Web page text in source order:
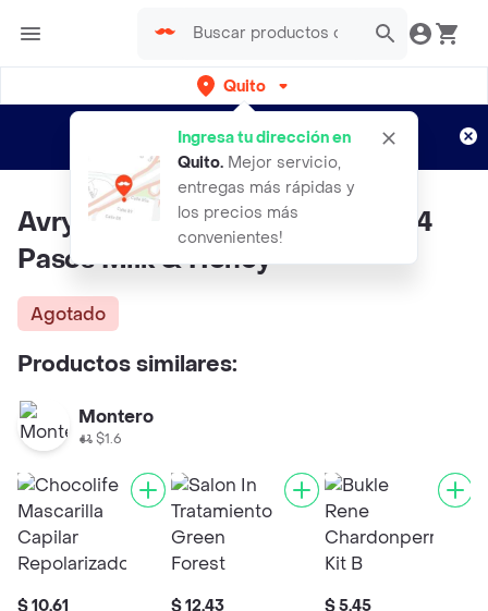
Quito
Ingresa tu dirección en
Quito. Mejor servicio,
entregas más rápidas y
los precios más
convenientes!
envíos gratis por semanas
Aplican TyC
Avrybeauty Kit de Pedicura de 4
Pasos Milk & Honey
Agotado
Productos similares:
Montero
$1.6
$ 10,61 $ 12,43 $ 5,45